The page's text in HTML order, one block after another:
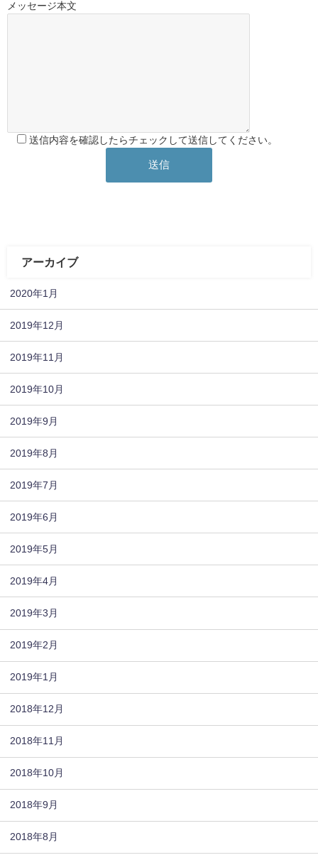
メッセージ本文
送信内容を確認したらチェックして送信してください。
アーカイブ
2020年1月
2019年12月
2019年11月
2019年10月
2019年9月
2019年8月
2019年7月
2019年6月
2019年5月
2019年4月
2019年3月
2019年2月
2019年1月
2018年12月
2018年11月
2018年10月
2018年9月
2018年8月